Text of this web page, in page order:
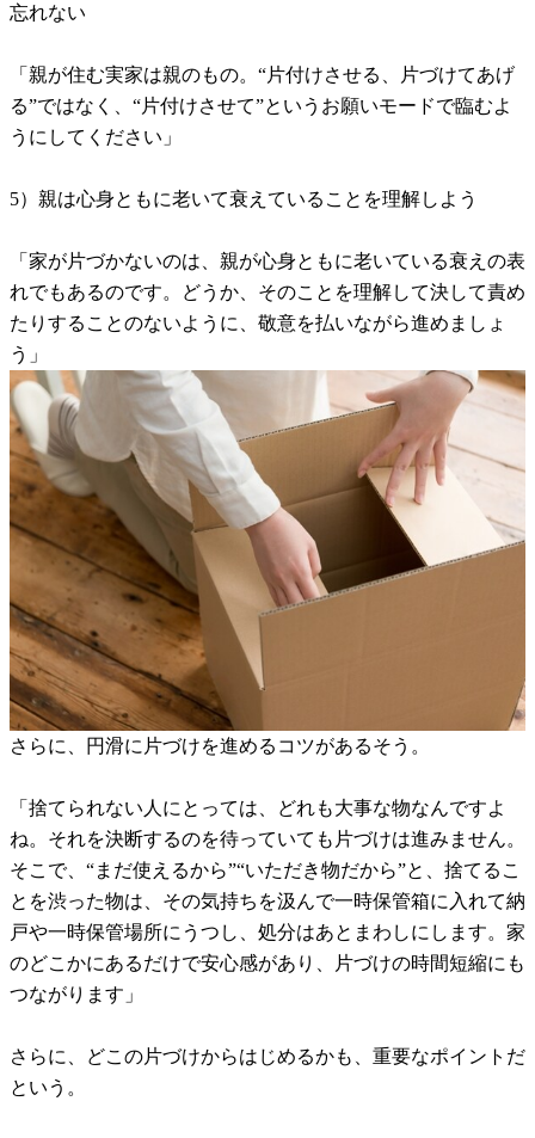
忘れない
「親が住む実家は親のもの。“片付けさせる、片づけてあげ
る”ではなく、“片付けさせて”というお願いモードで臨むよ
うにしてください」
5）親は心身ともに老いて衰えていることを理解しよう
「家が片づかないのは、親が心身ともに老いている衰えの表
れでもあるのです。どうか、そのことを理解して決して責め
たりすることのないように、敬意を払いながら進めましょ
う」
さらに、円滑に片づけを進めるコツがあるそう。
「捨てられない人にとっては、どれも大事な物なんですよ
ね。それを決断するのを待っていても片づけは進みません。
そこで、“まだ使えるから”“いただき物だから”と、捨てるこ
とを渋った物は、その気持ちを汲んで一時保管箱に入れて納
戸や一時保管場所にうつし、処分はあとまわしにします。家
のどこかにあるだけで安心感があり、片づけの時間短縮にも
つながります」
さらに、どこの片づけからはじめるかも、重要なポイントだ
という。